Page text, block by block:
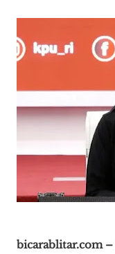
bicarablitar.com –